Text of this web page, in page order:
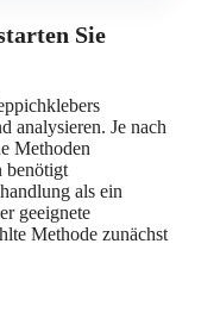
Sie
analysieren. Je nach
Methoden
benötigt
als ein
geeignete
Methode zunächst